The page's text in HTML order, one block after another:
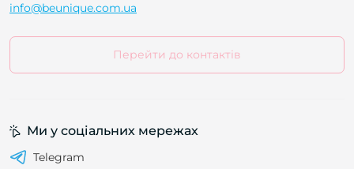
info@beunique.com.ua
Перейти до контактів
Ми у соціальних мережах
Telegram